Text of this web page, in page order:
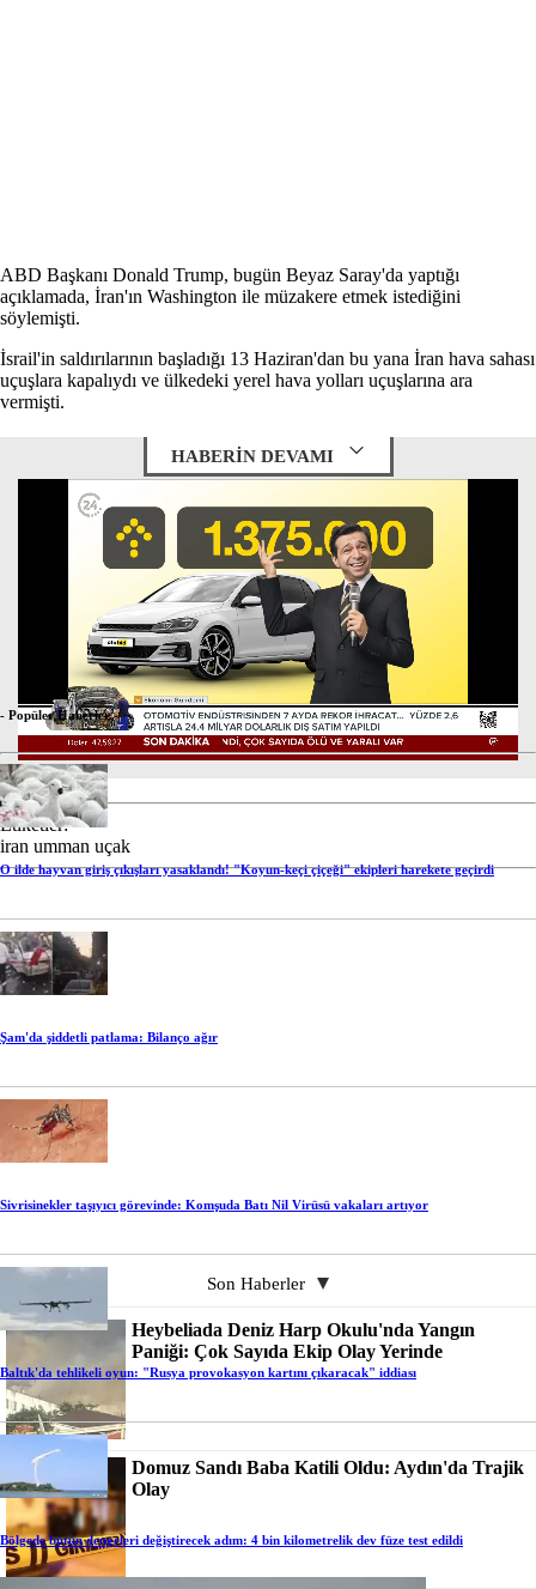
ABD Başkanı Donald Trump, bugün Beyaz Saray'da yaptığı
açıklamada, İran'ın Washington ile müzakere etmek istediğini
söylemişti.
İsrail'in saldırılarının başladığı 13 Haziran'dan bu yana İran hava sahası
uçuşlara kapalıydı ve ülkedeki yerel hava yolları uçuşlarına ara
vermişti.
HABERİN DEVAMI
Mute Stream
Etiketler:
iran umman uçak
Son Haberler
Heybeliada Deniz Harp Okulu'nda Yangın
Paniği: Çok Sayıda Ekip Olay Yerinde
Domuz Sandı Baba Katili Oldu: Aydın'da Trajik
Olay
- Popüler Haberler -
O ilde hayvan giriş çıkışları yasaklandı! "Koyun-keçi çiçeği" ekipleri harekete geçirdi
Şam'da şiddetli patlama: Bilanço ağır
Sivrisinekler taşıyıcı görevinde: Komşuda Batı Nil Virüsü vakaları artıyor
Baltık'da tehlikeli oyun: "Rusya provokasyon kartını çıkaracak" iddiası
Bölgede bütün dengeleri değiştirecek adım: 4 bin kilometrelik dev füze test edildi